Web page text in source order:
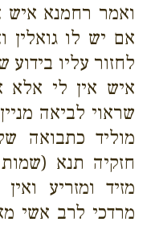
ואמר רחמנא איש
אם יש לו
לחזור עליו בידוע
איש אין לי אלא
שראוי לביאה
מוליד כתבואה
חזקיה תנא
מזיד ומזריע
מרדכי לרב אשי